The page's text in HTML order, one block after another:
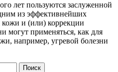
лет пользуются заслуженной
из эффективнейших
кожи и (или) коррекции
могут применяться, как для
например, угревой болезни